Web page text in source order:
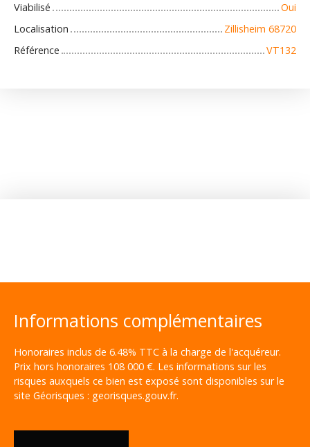
Viabilisé
Oui
Localisation
Zillisheim 68720
Référence
VT132
Informations complémentaires
Honoraires inclus de 6.48% TTC à la charge de l'acquéreur.
Prix hors honoraires 108 000 €. Les informations sur les
risques auxquels ce bien est exposé sont disponibles sur le
site Géorisques : georisques.gouv.fr.